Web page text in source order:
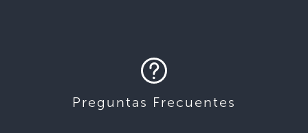
Preguntas Frecuentes